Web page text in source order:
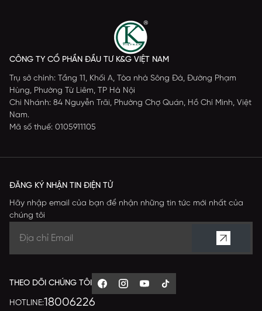
CÔNG TY CỔ PHẦN ĐẦU TƯ K&G VIỆT NAM
Trụ sở chính: Tầng 11, Khối A, Tòa nhà Sông Đà, Đường Phạm
Hùng, Phường Từ Liêm, TP Hà Nội
Chi Nhánh: 84 Nguyễn Trãi, Phường Chợ Quán, Hồ Chí Minh, Việt
Nam.
Mã số thuế: 0105911105
ĐĂNG KÝ NHẬN TIN ĐIỆN TỬ
Hãy nhập email của bạn để nhận những tin tức mới nhất của
chúng tôi
THEO DÕI CHÚNG TÔI
HOTLINE:18006226